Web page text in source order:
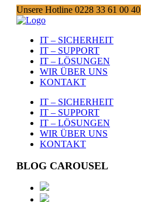
Unsere Hotline 0228 33 61 00 40
IT – SICHERHEIT
IT – SUPPORT
IT – LÖSUNGEN
WIR ÜBER UNS
KONTAKT
IT – SICHERHEIT
IT – SUPPORT
IT – LÖSUNGEN
WIR ÜBER UNS
KONTAKT
BLOG CAROUSEL